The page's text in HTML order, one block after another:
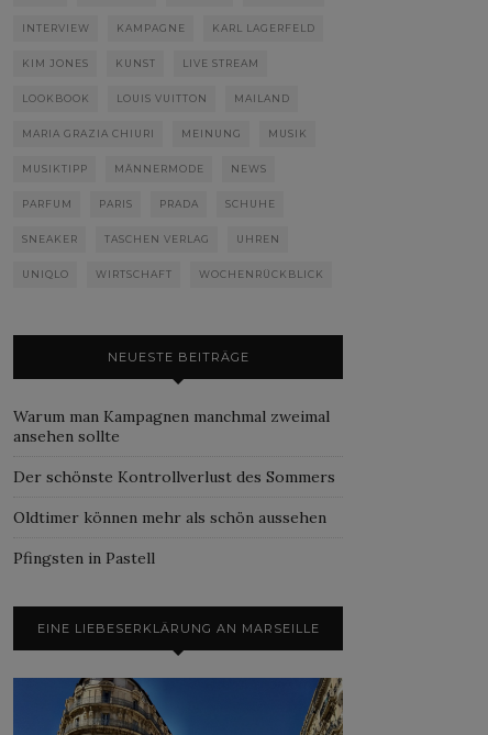
INTERVIEW KAMPAGNE KARL LAGERFELD
KIM JONES KUNST LIVE STREAM
LOOKBOOK LOUIS VUITTON MAILAND
MARIA GRAZIA CHIURI MEINUNG MUSIK
MUSIKTIPP MÄNNERMODE NEWS
PARFUM PARIS PRADA SCHUHE
SNEAKER TASCHEN VERLAG UHREN
UNIQLO WIRTSCHAFT WOCHENRÜCKBLICK
NEUESTE BEITRÄGE
Warum man Kampagnen manchmal zweimal
ansehen sollte
Der schönste Kontrollverlust des Sommers
Oldtimer können mehr als schön aussehen
Pfingsten in Pastell
EINE LIEBESERKLÄRUNG AN MARSEILLE